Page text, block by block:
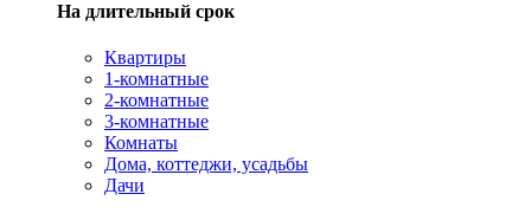
На длительный срок
Квартиры
1-комнатные
2-комнатные
3-комнатные
Комнаты
Дома, коттеджи, усадьбы
Дачи